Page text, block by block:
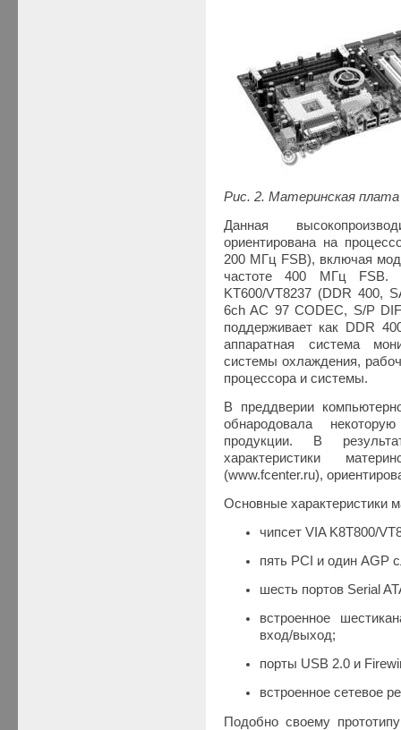
Рис. 2. Материнская плата
Данная
ориентирована на
200 МГц FSB), включая
частоте 400 МГц FSB.
KT600/VT8237 (DDR 400,
6ch AC 97 CODEC, S/P
поддерживает как DDR
аппаратная система
системы охлаждения,
процессора и системы.
В преддверии
обнародовала
продукции. В
характеристики
(www.fcenter.ru),
Основные характеристики
чипсет VIA K8T800/
пять PCI и один AGP
шесть портов Serial
встроенное
вход/выход;
порты USB 2.0 и
встроенное сетевое
Подобно своему